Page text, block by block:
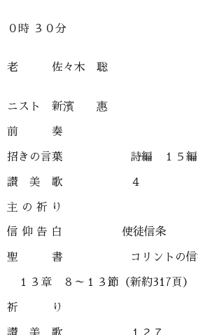
開 会 午
０時 ３０分
司 会
老 佐々木 聡
奏 楽
ニスト 新濱 惠
前 奏
招きの言葉 詩編 １５編
讃 美 歌 ４
主 の 祈 り
信 仰 告 白 使徒信条
聖 書 コリントの信徒
１３章 ８～１３節（新約317頁）
祈 り
讃 美 歌 １２７